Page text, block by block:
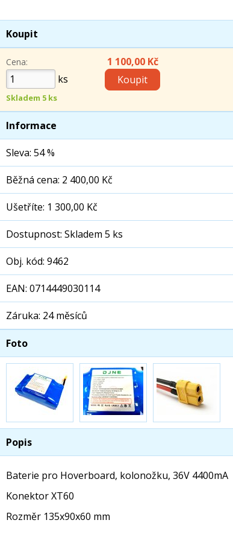
Koupit
Cena:
ks
1 100,00 Kč
Skladem 5 ks
Informace
Sleva: 54 %
Běžná cena: 2 400,00 Kč
Ušetříte: 1 300,00 Kč
Dostupnost: Skladem 5 ks
Obj. kód: 9462
EAN: 0714449030114
Záruka: 24 měsíců
Foto
Popis
Baterie pro Hoverboard, kolonožku, 36V 4400mA
Konektor XT60
Rozměr 135x90x60 mm